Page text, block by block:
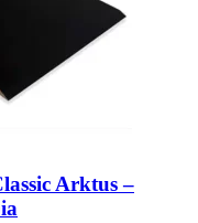
Arktus –